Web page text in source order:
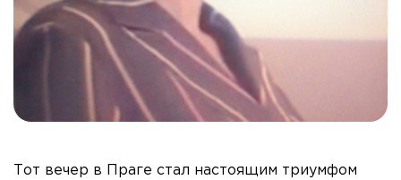
Тот вечер в Праге стал настоящим триумфом